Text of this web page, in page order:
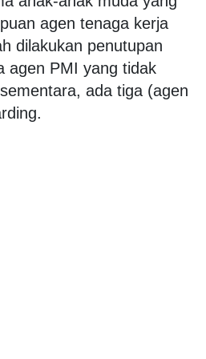
agen tenaga kerja
dilakukan penutupan
agen PMI yang tidak
ada tiga (agen